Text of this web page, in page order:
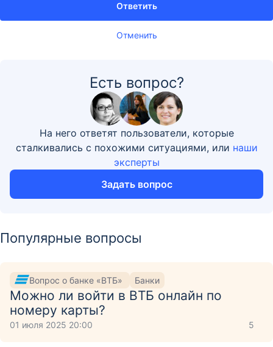
Отменить
Ответить
Есть вопрос?
На него ответят пользователи, которые
сталкивались с похожими ситуациями, или наши
эксперты
Задать вопрос
Популярные вопросы
Вопрос о банке «ВТБ» Банки
Можно ли войти в ВТБ онлайн по
номеру карты?
01 июля 2025 20:00 5